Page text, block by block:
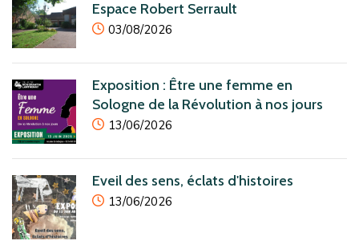
Espace Robert Serrault
icon
03/08/2026
Exposition : Être une femme en
Sologne de la Révolution à nos jours
icon
13/06/2026
Eveil des sens, éclats d'histoires
icon
13/06/2026